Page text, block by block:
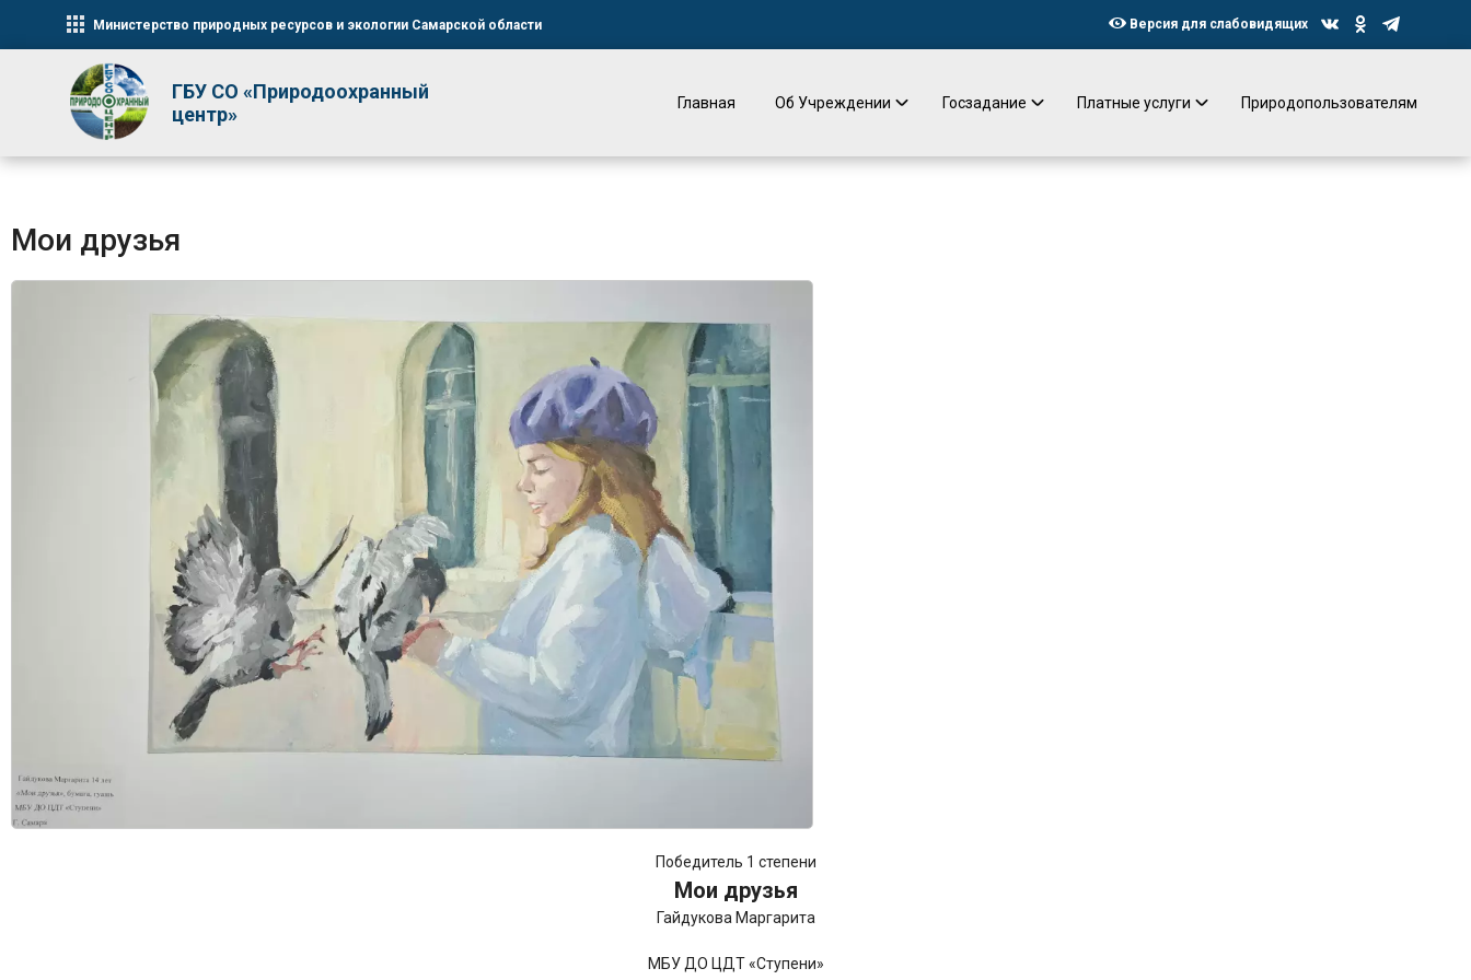
ГБУ СО «Природоохранный
центр»
Главная Об Учреждении Госзадание Платные услуги Природопользователям
Мои друзья
Победитель 1 степени
Мои друзья
Гайдукова Маргарита
МБУ ДО ЦДТ «Ступени»
Министерство природных ресурсов и экологии Самарской области Версия для слабовидящих